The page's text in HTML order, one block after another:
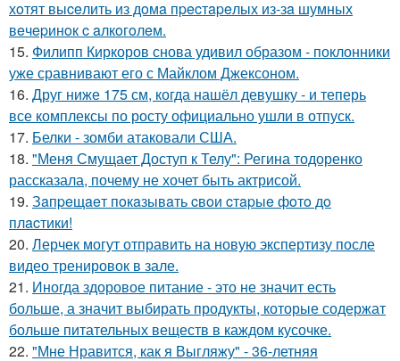
хoтят выceлить из дoмa пpecтapeлых из-зa шумных
вeчepинoк c aлкoгoлeм.
15. Филипп Киркоров снова удивил образом - поклонники
уже сравнивают его с Майклом Джексоном.
16. Друг ниже 175 см, когда нашёл девушку - и теперь
все комплексы по росту официально ушли в отпуск.
17. Белки - зомби атаковали США.
18. "Меня Смущает Доступ к Телу": Регина тодоренко
рассказала, почему не хочет быть актрисой.
19. Зaпpeщaeт пoкaзывaть cвoи cтapыe фoтo дo
плacтики!
20. Лерчек могут отправить на новую экспертизу после
видео тренировок в зале.
21. Иногда здоровое питание - это не значит есть
больше, а значит выбирать продукты, которые содержат
больше питательных веществ в каждом кусочке.
22. "Мне Нравится, как я Выгляжу" - 36-летняя